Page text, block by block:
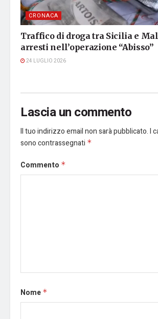
CRONACA
Traffico di droga tra Sicilia e
arresti nell’operazione “Abisso”
24 LUGLIO 2026
Lascia un commento
Il tuo indirizzo email non sarà pubblicato.I
sono contrassegnati *
Commento *
Nome *